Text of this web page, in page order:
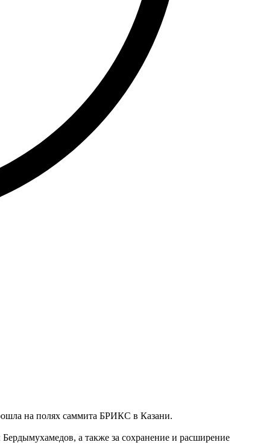
на полях саммита БРИКС в Казани.
а также за сохранение и расширение